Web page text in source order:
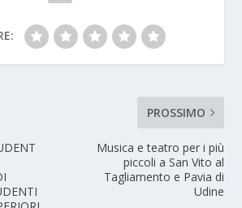
PROSSIMO
Musica e teatro per i più
piccoli a San Vito al
Tagliamento e Pavia di
Udine